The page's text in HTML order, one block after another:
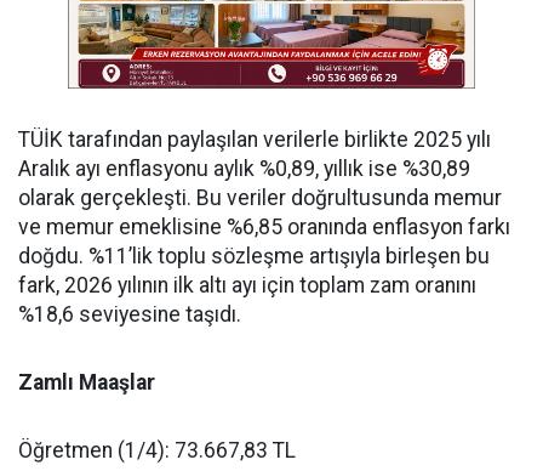
TÜİK tarafından paylaşılan verilerle birlikte 2025 yılı
Aralık ayı enflasyonu aylık %0,89, yıllık ise %30,89
olarak gerçekleşti. Bu veriler doğrultusunda memur
ve memur emeklisine %6,85 oranında enflasyon farkı
doğdu. %11’lik toplu sözleşme artışıyla birleşen bu
fark, 2026 yılının ilk altı ayı için toplam zam oranını
%18,6 seviyesine taşıdı.
Zamlı Maaşlar
Öğretmen (1/4): 73.667,83 TL